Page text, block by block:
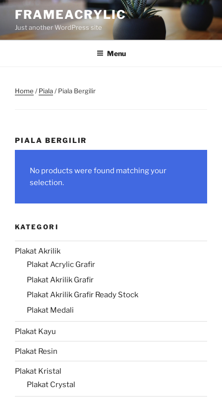
Skip
content
FRAMEACRYLIC
Just another WordPress site
Menu
Home /Piala/ Piala Bergilir
PIALA BERGILIR
No products were found matching your
selection.
KATEGORI
Plakat Akrilik
Plakat Acrylic Grafir
Plakat Akrilik Grafir
Plakat Akrilik Grafir Ready Stock
Plakat Medali
Plakat Kayu
Plakat Resin
Plakat Kristal
Plakat Crystal